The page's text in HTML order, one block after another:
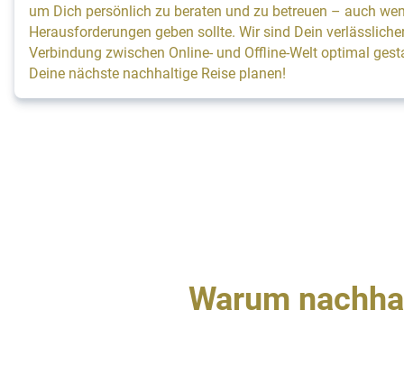
um Dich persönlich zu beraten und zu betreuen – auch
Herausforderungen geben sollte. Wir sind Dein
Verbindung zwischen Online- und Offline-Welt optimal
Deine nächste nachhaltige Reise planen!
Warum